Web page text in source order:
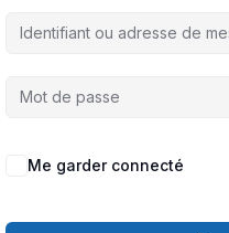
Me garder connecté